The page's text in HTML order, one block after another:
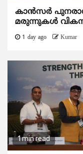
കാന്‍സര്‍
മരുന്നുകള്‍
1 day ago Kumar
1 min read